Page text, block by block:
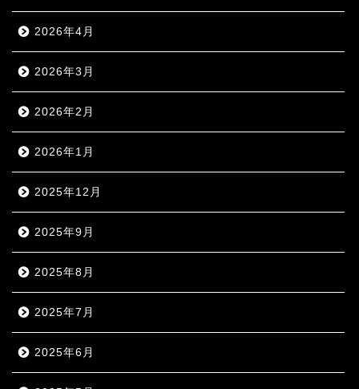
2026年4月
2026年3月
2026年2月
2026年1月
2025年12月
2025年9月
2025年8月
2025年7月
2025年6月